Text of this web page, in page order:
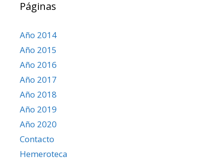
Páginas
Año 2014
Año 2015
Año 2016
Año 2017
Año 2018
Año 2019
Año 2020
Contacto
Hemeroteca